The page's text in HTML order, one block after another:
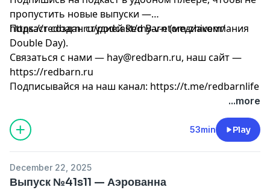
пропустить новые выпуски —
https://redbarn.ru/podcast/my-v-etom-zhivem/
Подкаст создан студией Red Barn (медиакомпания
Double Day).
Связаться с нами — hay@redbarn.ru, наш сайт —
https://redbarn.ru
Подписывайся на наш канал: https://t.me/redbarnlife
...more
53min Play
December 22, 2025
Выпуск №41s11 — Аэрованна